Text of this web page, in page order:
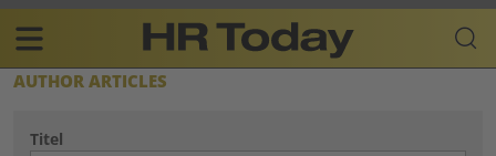
Skip
content
Plattform
für
Human
Main
DE
AUTHOR ARTICLES
Titel